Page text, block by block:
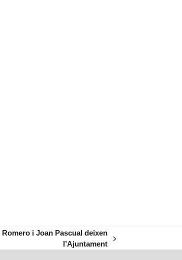
i Joan Pascual deixen
l’Ajuntament